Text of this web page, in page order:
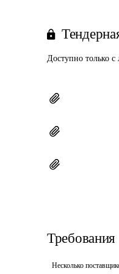
Доступно только
Требования
Несколько